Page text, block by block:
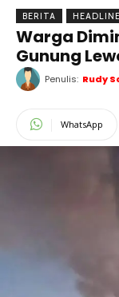
BERITA HEADLINE
Warga
Gunung
Penulis: Rudy
WhatsApp